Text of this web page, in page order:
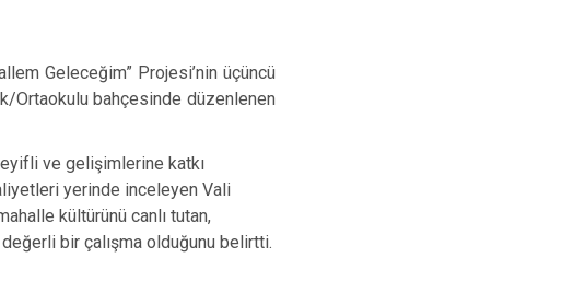
Geleceğim” Projesi’nin üçüncü
Ortaokulu bahçesinde düzenlenen
ve gelişimlerine katkı
yerinde inceleyen Vali
kültürünü canlı tutan,
bir çalışma olduğunu belirtti.